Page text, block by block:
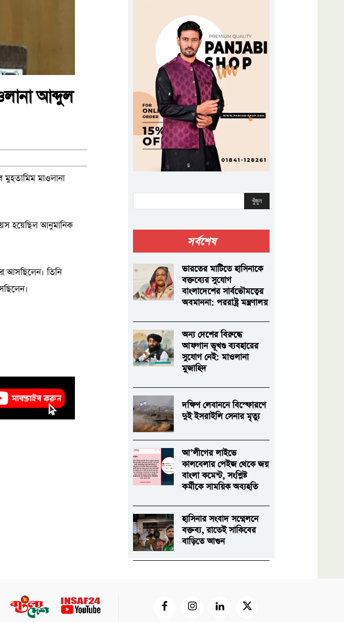
আব্দুল
মুহতামিম মাওলানা
হয়েছিল আনুমানিক
আসছিলেন। তিনি
খুঁজুন
সর্বশেষ
ভারতের মাটিতে হাসিনাকে
বক্তব্যের সুযোগ
বাংলাদেশের সার্বভৌমত্বের
অবমাননা: পররাষ্ট্র মন্ত্রণালয়
অন্য দেশের বিরুদ্ধে
আফগান ভূখণ্ড ব্যবহারের
সুযোগ নেই: মাওলানা
মুজাহিদ
দক্ষিণ লেবাননে বিস্ফোরণে
দুই ইসরাইলি সেনার মৃত্যু
আ’লীগের লাইভে
কালবেলার পেইজ থেকে জয়
বাংলা কমেন্ট, সংশ্লিষ্ট
কর্মীকে সাময়িক অব্যহতি
হাসিনার সংবাদ সম্মেলনে
বক্তব্য, রাতেই সাকিবের
বাড়িতে আগুন